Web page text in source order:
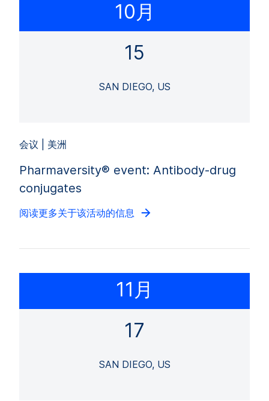
10月
15
SAN DIEGO, US
会议 | 美洲
Pharmaversity® event: Antibody-drug
conjugates
阅读更多关于该活动的信息
11月
17
SAN DIEGO, US